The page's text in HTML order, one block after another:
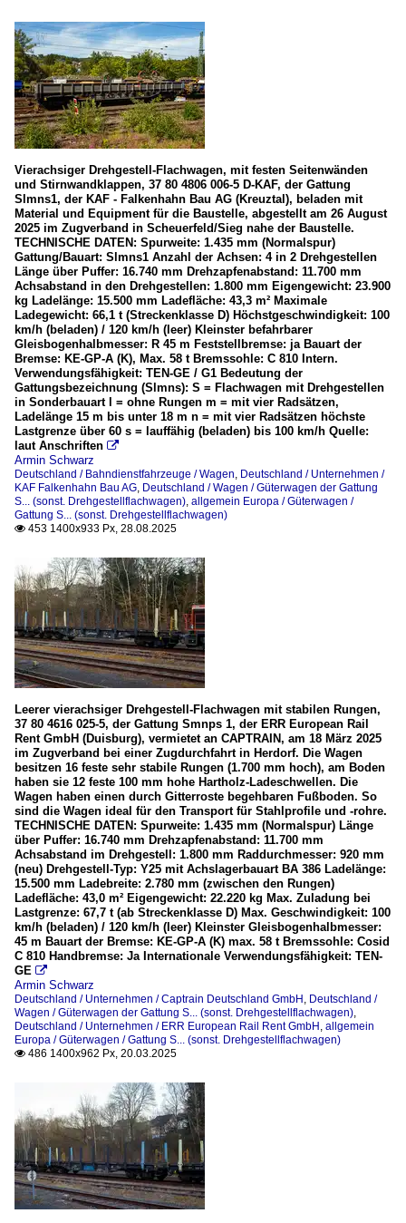
Vierachsiger Drehgestell-Flachwagen, mit festen Seitenwänden
und Stirnwandklappen, 37 80 4806 006-5 D-KAF, der Gattung
Slmns1, der KAF - Falkenhahn Bau AG (Kreuztal), beladen mit
Material und Equipment für die Baustelle, abgestellt am 26 August
2025 im Zugverband in Scheuerfeld/Sieg nahe der Baustelle.
TECHNISCHE DATEN: Spurweite: 1.435 mm (Normalspur)
Gattung/Bauart: Slmns1 Anzahl der Achsen: 4 in 2 Drehgestellen
Länge über Puffer: 16.740 mm Drehzapfenabstand: 11.700 mm
Achsabstand in den Drehgestellen: 1.800 mm Eigengewicht: 23.900
kg Ladelänge: 15.500 mm Ladefläche: 43,3 m² Maximale
Ladegewicht: 66,1 t (Streckenklasse D) Höchstgeschwindigkeit: 100
km/h (beladen) / 120 km/h (leer) Kleinster befahrbarer
Gleisbogenhalbmesser: R 45 m Feststellbremse: ja Bauart der
Bremse: KE-GP-A (K), Max. 58 t Bremssohle: C 810 Intern.
Verwendungsfähigkeit: TEN-GE / G1 Bedeutung der
Gattungsbezeichnung (Slmns): S = Flachwagen mit Drehgestellen
in Sonderbauart l = ohne Rungen m = mit vier Radsätzen,
Ladelänge 15 m bis unter 18 m n = mit vier Radsätzen höchste
Lastgrenze über 60 s = lauffähig (beladen) bis 100 km/h Quelle:
laut Anschriften 
Armin Schwarz
Deutschland / Bahndienstfahrzeuge / Wagen, Deutschland / Unternehmen /
KAF Falkenhahn Bau AG, Deutschland / Wagen / Güterwagen der Gattung
S... (sonst. Drehgestellflachwagen), allgemein Europa / Güterwagen /
Gattung S... (sonst. Drehgestellflachwagen)
 453 1400x933 Px, 28.08.2025
Leerer vierachsiger Drehgestell-Flachwagen mit stabilen Rungen,
37 80 4616 025-5, der Gattung Smnps 1, der ERR European Rail
Rent GmbH (Duisburg), vermietet an CAPTRAIN, am 18 März 2025
im Zugverband bei einer Zugdurchfahrt in Herdorf. Die Wagen
besitzen 16 feste sehr stabile Rungen (1.700 mm hoch), am Boden
haben sie 12 feste 100 mm hohe Hartholz-Ladeschwellen. Die
Wagen haben einen durch Gitterroste begehbaren Fußboden. So
sind die Wagen ideal für den Transport für Stahlprofile und -rohre.
TECHNISCHE DATEN: Spurweite: 1.435 mm (Normalspur) Länge
über Puffer: 16.740 mm Drehzapfenabstand: 11.700 mm
Achsabstand im Drehgestell: 1.800 mm Raddurchmesser: 920 mm
(neu) Drehgestell-Typ: Y25 mit Achslagerbauart BA 386 Ladelänge:
15.500 mm Ladebreite: 2.780 mm (zwischen den Rungen)
Ladefläche: 43,0 m² Eigengewicht: 22.220 kg Max. Zuladung bei
Lastgrenze: 67,7 t (ab Streckenklasse D) Max. Geschwindigkeit: 100
km/h (beladen) / 120 km/h (leer) Kleinster Gleisbogenhalbmesser:
45 m Bauart der Bremse: KE-GP-A (K) max. 58 t Bremssohle: Cosid
C 810 Handbremse: Ja Internationale Verwendungsfähigkeit: TEN-
GE 
Armin Schwarz
Deutschland / Unternehmen / Captrain Deutschland GmbH , Deutschland /
Wagen / Güterwagen der Gattung S... (sonst. Drehgestellflachwagen),
Deutschland / Unternehmen / ERR European Rail Rent GmbH , allgemein
Europa / Güterwagen / Gattung S... (sonst. Drehgestellflachwagen)
 486 1400x962 Px, 20.03.2025